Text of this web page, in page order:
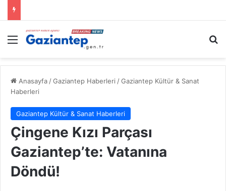
Menü
Anasayfa /Gaziantep Haberleri /Gaziantep Kültür & Sanat
Haberleri
Gaziantep Kültür & Sanat Haberleri
Çingene Kızı Parçası
Gaziantep’te: Vatanına
Döndü!